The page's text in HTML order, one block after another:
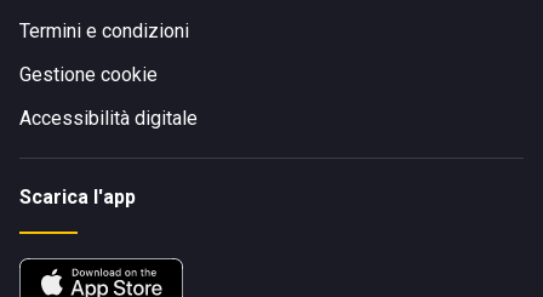
Termini e condizioni
Gestione cookie
Accessibilità digitale
Scarica l'app